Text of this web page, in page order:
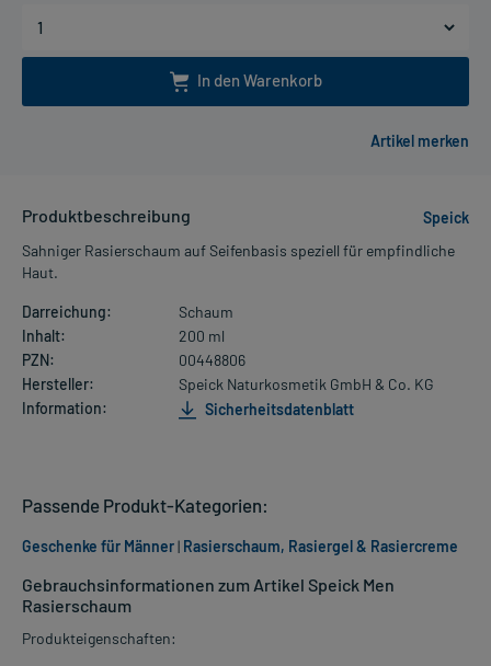
In den Warenkorb
Produktbeschreibung
Speick
Sahniger Rasierschaum auf Seifenbasis speziell für empfindliche
Haut.
Darreichung:
Schaum
Inhalt:
200 ml
PZN:
00448806
Hersteller:
Speick Naturkosmetik GmbH & Co. KG
Information:
Sicherheitsdatenblatt
Gebrauchsinformationen zum Artikel Speick Men
Rasierschaum
Produkteigenschaften:
Passende Produkt-Kategorien:
Geschenke für Männer| Rasierschaum, Rasiergel & Rasiercreme